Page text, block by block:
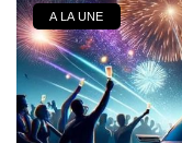
A LA UNE